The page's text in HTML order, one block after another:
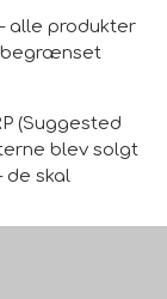
alle produkter
begrænset
(Suggested
blev solgt
de skal